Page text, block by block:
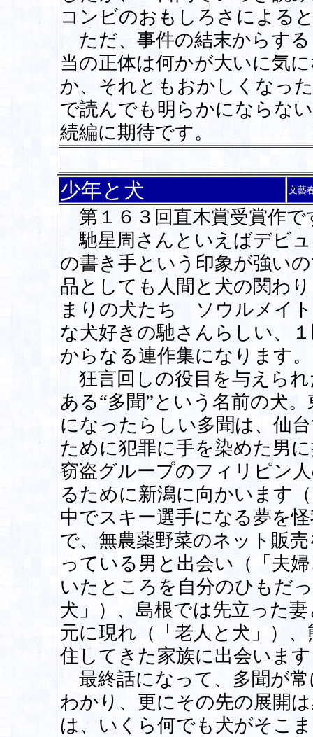
コンビのおもしろさによる
ただ、事件の結末からす
当の正体は何かが大いに気
か、それともおかしくなっ
で読んでも明らかにならな
続編に期待です。
少年と犬 文藝
第１６３回直木賞受賞作で
馳星周さんといえばデビ
の書き手という印象が強い
品としても人間と犬の関わ
まりの犬たち ソウルメイ
な犬好きの馳さんらしい、
からなる連作集になります。
狂言回しの役目を与えら
ある“多聞”という名前の犬
になったらしい多聞は、仙
ために犯罪に手を染めた男
窃盗グループのフィリピン
るために新潟に向かいます
中でスキー選手になる夢を
で、無農薬野菜のネット販
っている男と出会い（「夫
いたところを自分のひもだ
犬」）、島根では先立った
元に現れ（「老人と犬」）
住してきた家族に出会いま
最終話になって、多聞が常
わかり、更にその先の展開
は、いくら何でも犬がそこ